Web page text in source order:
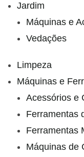
Jardim
Máquinas e
Vedações
Limpeza
Máquinas e
Acessórios e
Ferramentas
Ferramentas
Máquinas de